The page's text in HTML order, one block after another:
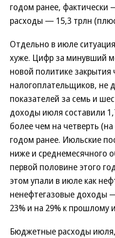
годом ранее,
расходы — 15,3 трлн
Отдельно в июле
хуже. Цифр за минувший
новой политике
налогоплательщиков, не
показателей за семь и
доходы июля составили
более чем на четверть
годом ранее. Июльские
ниже и среднемесячного
первой половине этого
этом упали в июле как
ненефтегазовые доходы
23% и на 29% к прошлому
Бюджетные расходы